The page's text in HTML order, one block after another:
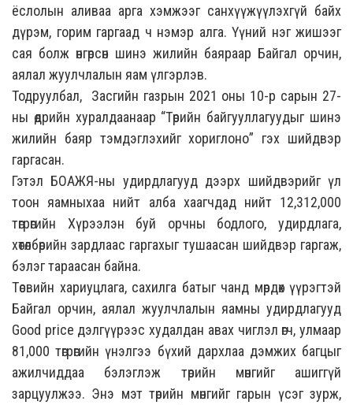
ёслолын аливаа арга хэмжээг санхүүжүүлэхгүй байх
дүрэм, горим гаргаад ч нэмэр алга. Үүний нэг жишээг
сая болж өнгөрсөн шинэ жилийн баяраар Байгал орчин,
аялал жуулчлалын яам үлгэрлэв.
Тодруулбал, Засгийн газрын 2021 оны 10-р сарын 27-
ны өдрийн хуралдаанаар “Төрийн байгууллагуудыг шинэ
жилийн баяр тэмдэглэхийг хориглоно” гэх шийдвэр
гаргасан.
Гэтэл БОАЖЯ-ны удирдлагууд дээрх шийдвэрийг үл
тоон яамныхаа нийт алба хаагчдаднийт 12,312,000
төгрөгийн Хүрээлэн буй орчны бодлого, удирдлага,
хөтөлбөрийн зардлаас гаргахыг тушаасан шийдвэр гаргаж,
бэлэг тараасан байна.
Төсвийн хариуцлага, сахилга батыг чанд мөрдөх үүрэгтэй
Байгал орчин, аялал жуулчлалын яамны удирдлагууд
Good price дэлгүүрээс худалдан авах чиглэл өгч, улмаар
81,000 төгрөгийн үнэлгээ бүхий дархлаа дэмжих багцыг
ажилчиддаа бэлэглэж төрийн мөнгийг ашиггүй
зарцуулжээ. Энэ мэт төрийн мөнгийг гарын үсэг зурж,